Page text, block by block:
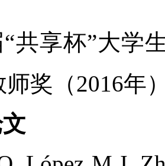
共享杯”大学
奖（2016年